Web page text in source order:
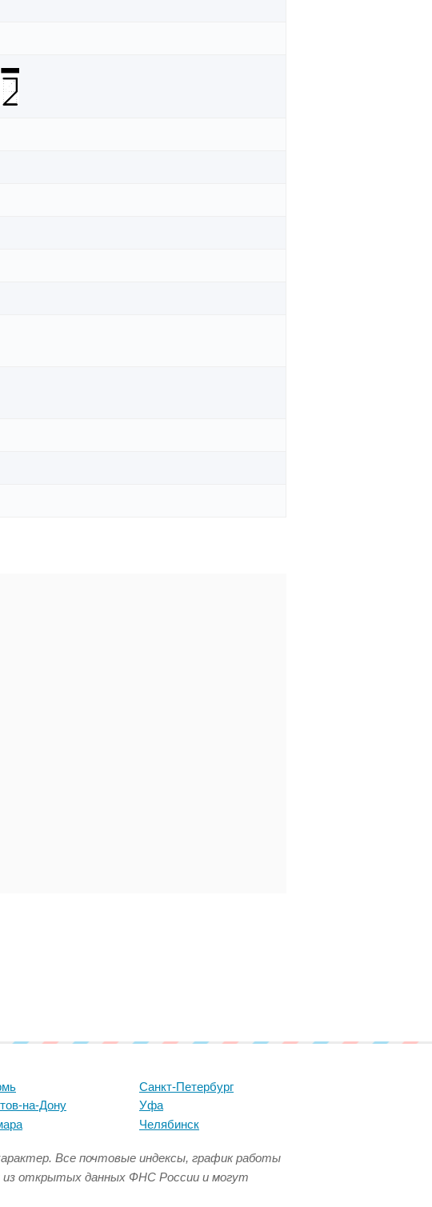
на-Дону
Санкт-Петербург
Уфа
Челябинск
Все почтовые индексы, график работы
из открытых данных ФНС России и могут